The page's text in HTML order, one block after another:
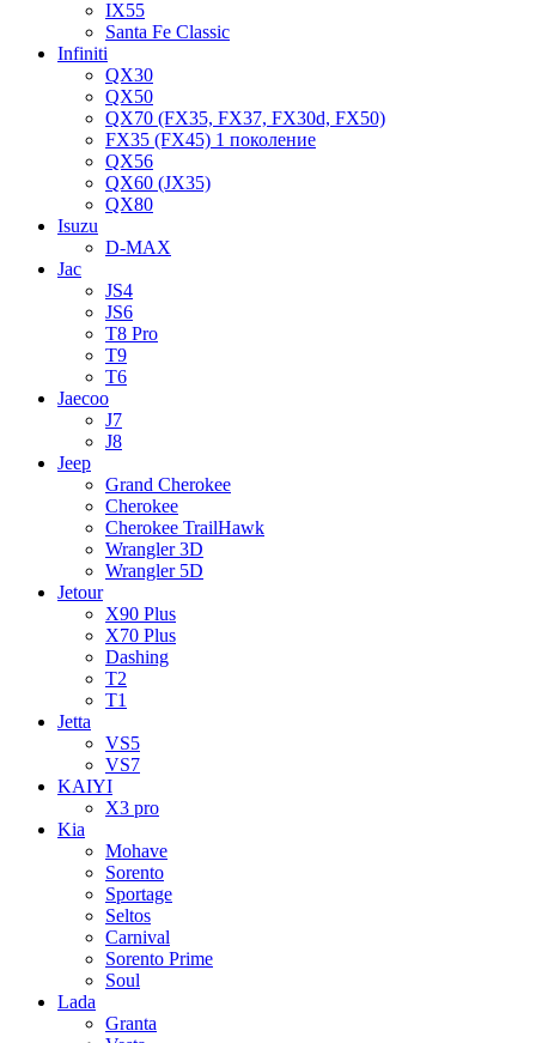
IX55
Santa Fe Classic
Infiniti
QX30
QX50
QX70 (FX35, FX37, FX30d, FX50)
FX35 (FX45) 1 поколение
QX56
QX60 (JX35)
QX80
Isuzu
D-MAX
Jac
JS4
JS6
T8 Pro
T9
T6
Jaecoo
J7
J8
Jeep
Grand Cherokee
Cherokee
Cherokee TrailHawk
Wrangler 3D
Wrangler 5D
Jetour
X90 Plus
X70 Plus
Dashing
T2
T1
Jetta
VS5
VS7
KAIYI
X3 pro
Kia
Mohave
Sorento
Sportage
Seltos
Carnival
Sorento Prime
Soul
Lada
Granta